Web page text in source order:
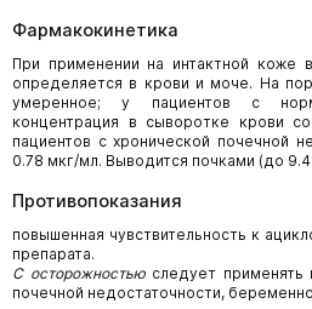
Фармакокинетика
При применении на интактной коже
определяется в крови и моче. На
умеренное; у пациентов с
концентрация в сыворотке крови
пациентов с хронической почечной
0.78 мкг/мл. Выводится почками (до
Противопоказания
повышенная чувствительность к
препарата.
С осторожностьюследует применять
почечной недостаточности,